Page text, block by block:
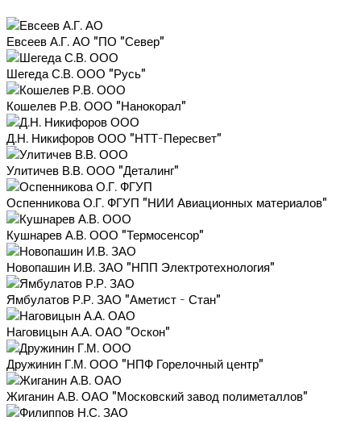
Евсеев А.Г. АО "ПО "Север"
Шегеда С.В. ООО "Русь"
Кошелев Р.В. ООО "Нанокорал"
Д.Н. Никифоров ООО "НТТ-Пересвет"
Улитичев В.В. ООО "Деталинг"
Оспенникова О.Г. ФГУП "НИИ Авиационных материалов"
Кушнарев А.В. ООО "Термосенсор"
Новопашин И.В. ЗАО "НПП Электротехнология"
Ямбулатов Р.Р. ЗАО "Аметист - Стан"
Наговицын А.А. ОАО "Оскон"
Дружинин Г.М. ООО "НПФ Горелочный центр"
Жиганин А.В. ОАО "Московский завод полиметаллов"